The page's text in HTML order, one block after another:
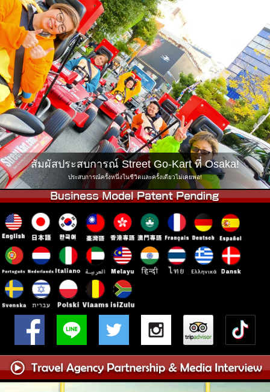
เกี่ยวกับ สเปค
การเข้าถึง เสียงจากผู้ใช้ คำถามที่พบบ่อย
บริษัท การจอง
เปลี่ยนสาขา
Tokyo Shinagawa Tokyo Akihabara#1
Tokyo Akihabara#2 Tokyo Shibuya
Tokyo Shibuya Annex Tokyo Bay
Tokyo Asakusa Osaka
Okinawa
สัมผัสประสบการณ์ Street Go-Kart ที่ Osaka!
ประสบการณ์ครั้งหนึ่งในชีวิตและครั้งเดียวไม่เคยพอ!